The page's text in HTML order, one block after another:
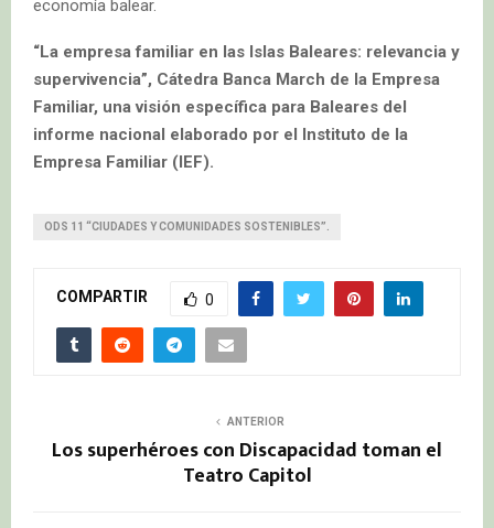
economía balear.
“La empresa familiar en las Islas Baleares: relevancia y
supervivencia”, Cátedra Banca March de la Empresa
Familiar, una visión específica para Baleares del
informe nacional elaborado por el Instituto de la
Empresa Familiar (IEF).
ODS 11 “CIUDADES Y COMUNIDADES SOSTENIBLES”.
COMPARTIR 0
ANTERIOR
Los superhéroes con Discapacidad toman el
Teatro Capitol